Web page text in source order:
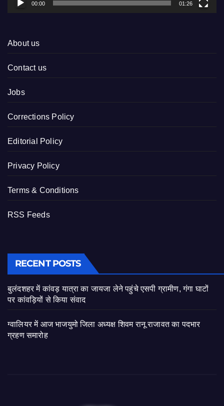
00:00 01:26
About us
Contact us
Jobs
Corrections Policy
Editorial Policy
Privacy Policy
Terms & Conditions
RSS Feeds
RECENT POSTS
बुलंदशहर में कांवड़ यात्रा का जायजा लेने पहुंचे एसपी ग्रामीण, गंगा घाटों
पर कांवड़ियों से किया संवाद
ग्वालियर में आज भाजयुमो जिला अध्यक्ष शिवम रानू राजावत का पदभार
ग्रहण समारोह